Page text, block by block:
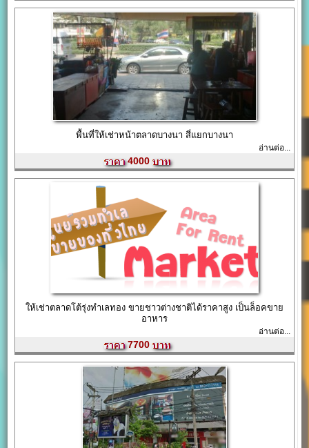
พื้นที่ให้เช่าหน้าตลาดบางนา สี่แยกบางนา
อ่านต่อ...
4000
ให้เช่าตลาดโต้รุ่งทำเลทอง ขายชาวต่างชาติได้ราคาสูง เป็นล็อคขาย
อาหาร
อ่านต่อ...
7700